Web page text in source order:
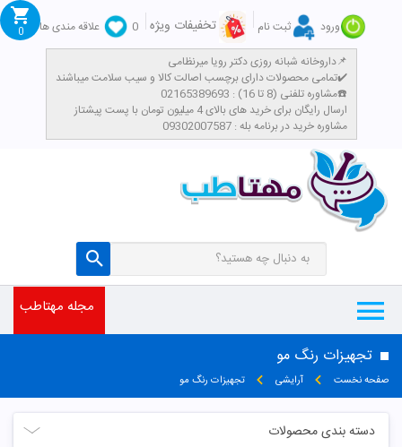
ورود ثبت نام تخفیفات ویژه 0
علاقه مندی ها
داروخانه شبانه روزی دکتر رویا میرنظامی📌
تمامی محصولات دارای برچسب اصالت کالا و سیب سلامت میباشند✔️
مشاوره تلفنی (8 تا 16) : 02165389693☎️
​ارسال رایگان برای خرید های بالای 4 میلیون تومان با پست پیشتاز
مشاوره خرید در برنامه بله : 09302007587
0
مجله مهتاطب
تجهیزات رنگ مو
صفحه نخست آرایشی تجهیزات رنگ مو
دسته بندی محصولات